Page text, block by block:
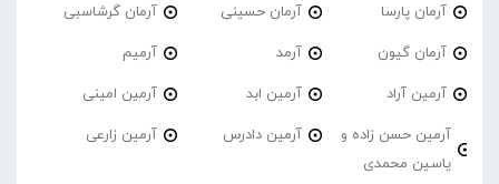
آرمان پارسا آرمان حسینی آرمان گرشاسبی
آرمان گیون آرمد آرمیم
آرمین آراد آرمین ابد آرمین امینی
آرمین حسن زاده و
یاسین محمدی
آرمین دادرس آرمین زارعی